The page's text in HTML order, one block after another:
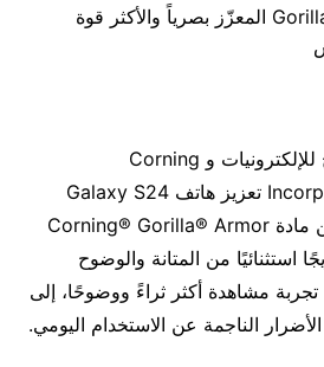
زجاج Gorilla® Glass المعزّز بصرياً والأكثر قوة
أعلنت شركة سامسونج للإلكترونيات و Corning
Incorporated (NYSE:GLW) تعزيز هاتف Galaxy S24
Ultra بغطاء مصنوع من مادة Corning® Gorilla® Armor
استثنائيًا من المتانة والوضوح
تجربة مشاهدة أكثر ثراءً ووضوحًا، إلى
الناجمة عن الاستخدام اليومي.